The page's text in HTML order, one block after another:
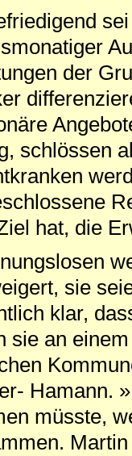
der
schlössen
hat, die
sie
klar,
sie an
Hamann.
müsste,